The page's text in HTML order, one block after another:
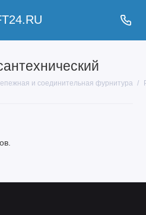
и соединительная фурнитура